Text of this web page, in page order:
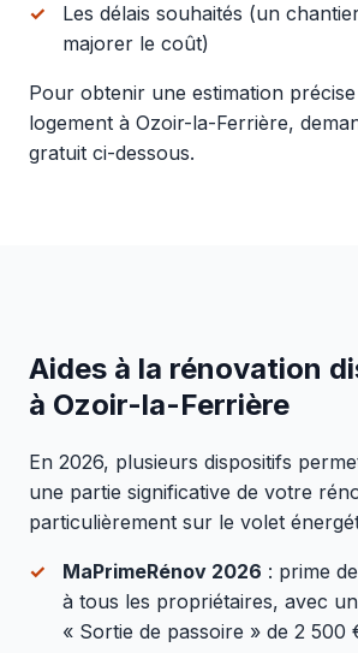
Les délais souhaités (un
majorer le coût)
Pour obtenir une estimation
logement à Ozoir-la-Ferrière,
gratuit ci-dessous.
Aides à la rénovation
à Ozoir-la-Ferrière
En 2026, plusieurs dispositifs
une partie significative de votre
particulièrement sur le volet
MaPrimeRénov 2026 : prime
à tous les propriétaires, avec
« Sortie de passoire » de 2 500